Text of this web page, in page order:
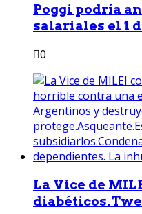
Poggi podría
salariales el 1
0
La Vice de